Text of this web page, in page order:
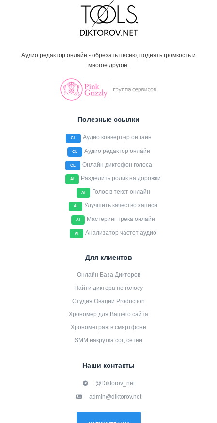
Аудио редактор онлайн - обрезать песню, поднять громкость и
многое другое.
Полезные ссылки
CL Аудио конвертер онлайн
CL Аудио редактор онлайн
CL Онлайн диктофон голоса
AI Разделить ролик на дорожки
AI Голос в текст онлайн
AI Улучшить качество записи
AI Мастеринг трека онлайн
AI Анализатор частот аудио
Для клиентов
Онлайн База Дикторов
Найти диктора по голосу
Студия Овации Production
Хрономер для Вашего сайта
Хронометраж в смартфоне
SMM накрутка соц сетей
Наши контакты
@Diktorov_net
admin@diktorov.net